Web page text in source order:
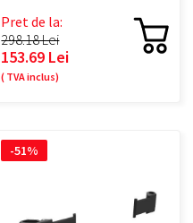
Pret de la:
298.18 Lei
153.69 Lei
( TVA inclus)
-51%